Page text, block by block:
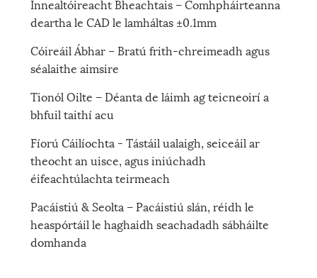
Innealtóireacht Bheachtais – Comhpháirteanna
deartha le CAD le lamháltas ±0.1mm
Cóireáil Ábhar – Bratú frith-chreimeadh agus
séalaithe aimsire
Tionól Oilte – Déanta de láimh ag teicneoirí a
bhfuil taithí acu
Fíorú Cáilíochta - Tástáil ualaigh, seiceáil ar
theocht an uisce, agus iniúchadh
éifeachtúlachta teirmeach
Pacáistiú & Seolta – Pacáistiú slán, réidh le
heaspórtáil le haghaidh seachadadh sábháilte
domhanda